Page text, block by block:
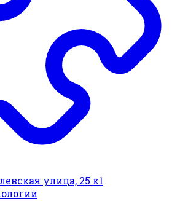
улица, 25 к1